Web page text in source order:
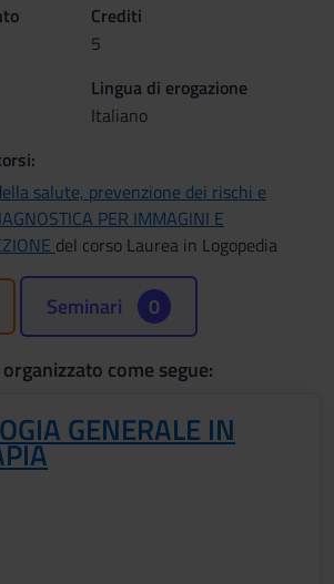
Crediti
5
Lingua di erogazione
Italiano
salute, prevenzione dei rischi e
PER IMMAGINI E
del corso Laurea in Logopedia
Seminari 0
come segue:
GENERALE IN